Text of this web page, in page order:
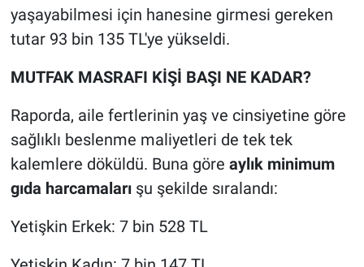
yaşayabilmesi için hanesine girmesi gereken
tutar 93 bin 135 TL'ye yükseldi.
MUTFAK MASRAFI KİŞİ BAŞI NE KADAR?
Raporda, aile fertlerinin yaş ve cinsiyetine göre
sağlıklı beslenme maliyetleri de tek tek
kalemlere döküldü. Buna göre aylık minimum
gıda harcamalarışu şekilde sıralandı:
Yetişkin Erkek: 7 bin 528 TL